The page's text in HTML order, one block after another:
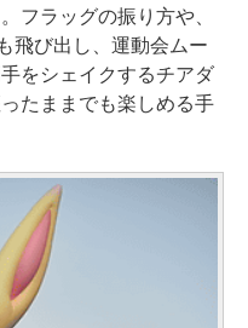
フラッグの振り方や、
飛び出し、運動会ムー
をシェイクするチアダ
たままでも楽しめる手